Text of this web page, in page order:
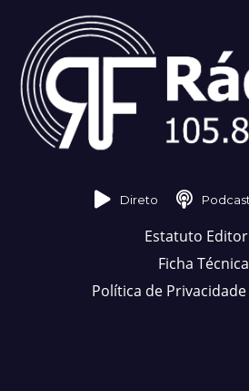
Direto
Estatuto
Ficha Técnica
Política de Privacidade